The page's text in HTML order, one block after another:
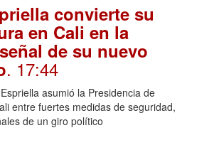
convierte su
en Cali en la
de su nuevo
. 17:44
asumió la Presidencia de
entre fuertes medidas de seguridad,
de un giro político